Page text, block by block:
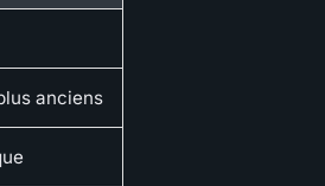
anciens